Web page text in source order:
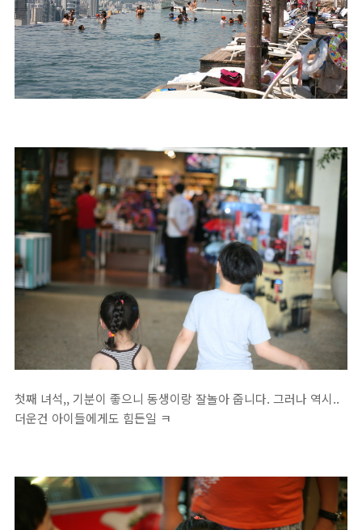
첫째 녀석,, 기분이 좋으니 동생이랑 잘놀아 줍니다. 그러나 역시..
더운건 아이들에게도 힘든일 ㅋ